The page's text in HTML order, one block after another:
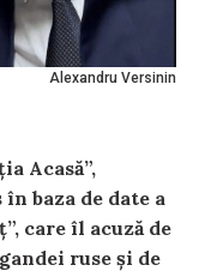
Alexandru Versinin
Acasă”,
baza de date a
care îl acuză de
ruse și de